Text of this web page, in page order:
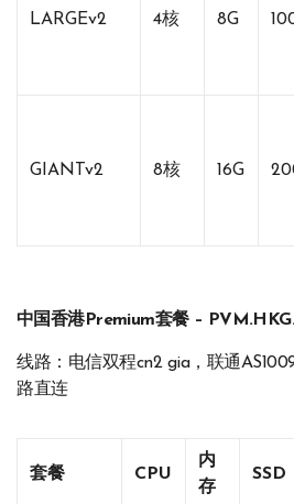
LARGEv2 4核 8G
GIANTv2 8核 16G
中国香港Premium套餐 –
线路：电信双程cn2 gia，联通
路直连
套餐 CPU
内
存
SSD